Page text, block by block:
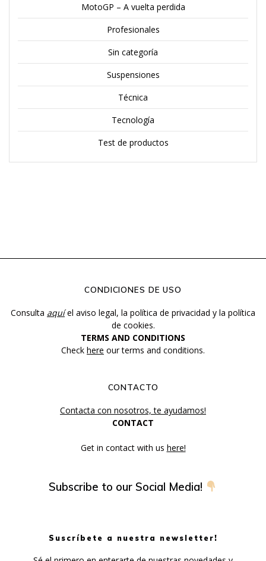
MotoGP – A vuelta perdida
Profesionales
Sin categoría
Suspensiones
Técnica
Tecnología
Test de productos
CONDICIONES DE USO
Consulta aquíel aviso legal, la política de privacidad y la política
de cookies.
TERMS AND CONDITIONS
Check here our terms and conditions.
CONTACTO
Contacta con nosotros, te ayudamos!
CONTACT
Get in contact with us here!
Subscribe to our Social Media!
Suscríbete a nuestra newsletter!